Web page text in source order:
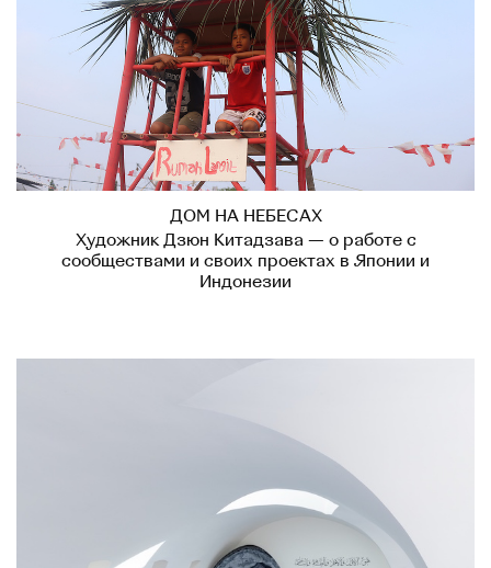
ДОМ НА НЕБЕСАХ
Художник Дзюн Китадзава — о работе с
сообществами и своих проектах в Японии и
Индонезии